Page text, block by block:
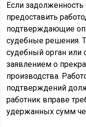
Если
предоставить
подтверждающие
судебные решения.
судебный орган или
заявлением о
производства.
подтверждений
работник вправе
удержанных сумм